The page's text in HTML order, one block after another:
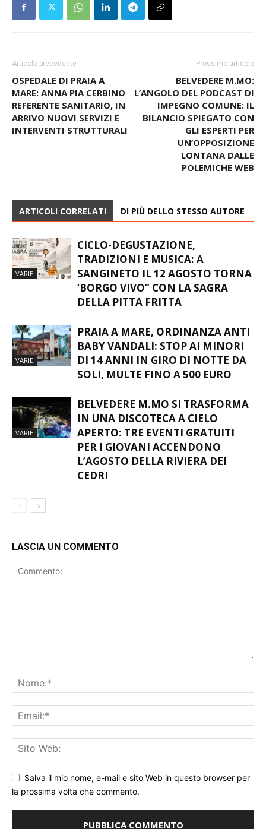
Articolo precedente
OSPEDALE DI PRAIA A
MARE: ANNA PIA CERBINO
REFERENTE SANITARIO, IN
ARRIVO NUOVI SERVIZI E
INTERVENTI STRUTTURALI
Prossimo articolo
BELVEDERE M.MO:
L’ANGOLO DEL PODCAST DI
IMPEGNO COMUNE: IL
BILANCIO SPIEGATO CON
GLI ESPERTI PER
UN’OPPOSIZIONE
LONTANA DALLE
POLEMICHE WEB
ARTICOLI CORRELATI DI PIÙ DELLO STESSO AUTORE
VARIE
CICLO-DEGUSTAZIONE,
TRADIZIONI E MUSICA: A
SANGINETO IL 12 AGOSTO TORNA
‘BORGO VIVO” CON LA SAGRA
DELLA PITTA FRITTA
VARIE
PRAIA A MARE, ORDINANZA ANTI
BABY VANDALI: STOP AI MINORI
DI 14 ANNI IN GIRO DI NOTTE DA
SOLI, MULTE FINO A 500 EURO
VARIE
BELVEDERE M.MO SI TRASFORMA
IN UNA DISCOTECA A CIELO
APERTO: TRE EVENTI GRATUITI
PER I GIOVANI ACCENDONO
L’AGOSTO DELLA RIVIERA DEI
CEDRI
LASCIA UN COMMENTO
Salva il mio nome, e-mail e sito Web in questo browser per
la prossima volta che commento.